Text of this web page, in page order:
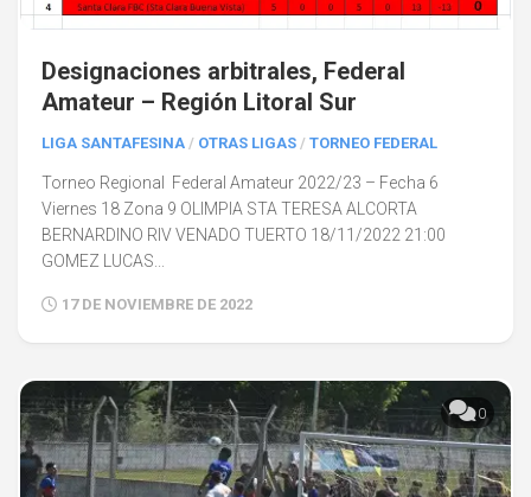
Designaciones arbitrales, Federal
Amateur – Región Litoral Sur
LIGA SANTAFESINA / OTRAS LIGAS / TORNEO FEDERAL
Torneo Regional Federal Amateur 2022/23 – Fecha 6
Viernes 18 Zona 9 OLIMPIA STA TERESA ALCORTA
BERNARDINO RIV VENADO TUERTO 18/11/2022 21:00
GOMEZ LUCAS...
17 DE NOVIEMBRE DE 2022
0